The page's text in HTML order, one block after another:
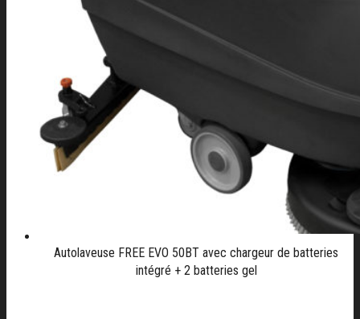
Autolaveuse FREE EVO 50BT avec chargeur de batteries
intégré + 2 batteries gel